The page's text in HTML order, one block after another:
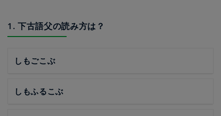
1. 下古語父の読み方は？
しもごこぶ
しもふるこぶ